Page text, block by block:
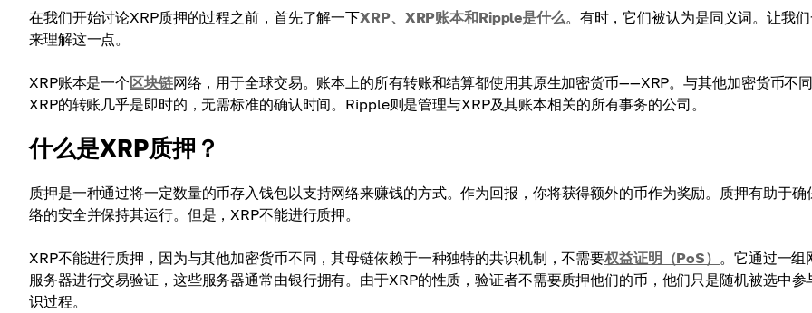
在我们开始讨论XRP质押的过程之前，首先了解一下XRP、XRP账本和Ripple是什么。有时，它们被认为是同义词。让我
来理解这一点。
XRP账本是一个区块链网络，用于全球交易。账本上的所有转账和结算都使用其原生加密货币——XRP。与其他加密货币不同
XRP的转账几乎是即时的，无需标准的确认时间。Ripple则是管理与XRP及其账本相关的所有事务的公司。
什么是XRP质押？
质押是一种通过将一定数量的币存入钱包以支持网络来赚钱的方式。作为回报，你将获得额外的币作为奖励。质押有助于确
络的安全并保持其运行。但是，XRP不能进行质押。
XRP不能进行质押，因为与其他加密货币不同，其母链依赖于一种独特的共识机制，不需要权益证明（PoS） 。它通过一组
服务器进行交易验证，这些服务器通常由银行拥有。由于XRP的性质，验证者不需要质押他们的币，他们只是随机被选中参
识过程。